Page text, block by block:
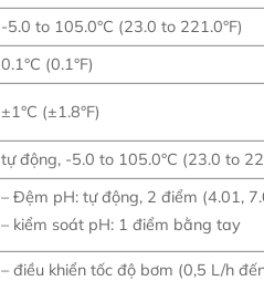
-5.0 to 105.0°C (23.0 to 221.0°F)
0.1°C (0.1°F)
±1°C (±1.8°F)
tự động, -5.0 to 105.0°C (23.0 to
– Đệm pH: tự động, 2 điểm (4.01,
– kiểm soát pH: 1 điểm bằng tay
– điều khiển tốc độ bơm (0,5 L/h